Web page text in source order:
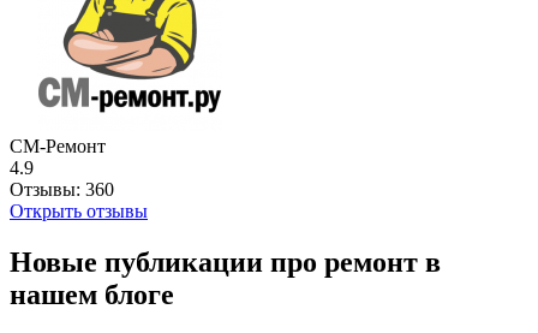
СМ-Ремонт
4.9
Отзывы: 360
Открыть отзывы
Новые публикации про ремонт в
нашем блоге